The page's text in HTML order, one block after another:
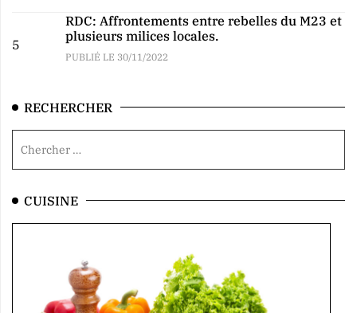
5
RDC: Affrontements entre rebelles du M23 et
plusieurs milices locales.
PUBLIÉ LE 30/11/2022
RECHERCHER
CUISINE